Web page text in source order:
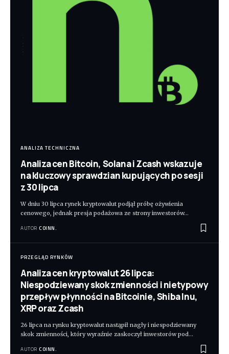
ANALIZA TECHNICZNA
Analiza cen Bitcoin, Solana i Zcash wskazuje
na kluczowy sprawdzian kupujących po sesji
z 30 lipca
W dniu 30 lipca rynek kryptowalut podjął próbę ożywienia
cenowego, jednak presja podażowa ze strony inwestorów…
AUTOR COINN.
PRZEGLĄD RYNKÓW
Analiza cen kryptowalut 26 lipca:
Niespodziewany skok zmienności i nietypowy
przepływ płynności na Bitcoinie, Shiba Inu,
XRP oraz Zcash
26 lipca na rynku kryptowalut nastąpił nagły i niespodziewany
skok zmienności, który wyraźnie zaskoczył inwestorów pod…
AUTOR COINN.